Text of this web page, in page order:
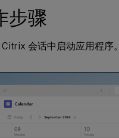
步骤
Citrix 会话中启动应用程序